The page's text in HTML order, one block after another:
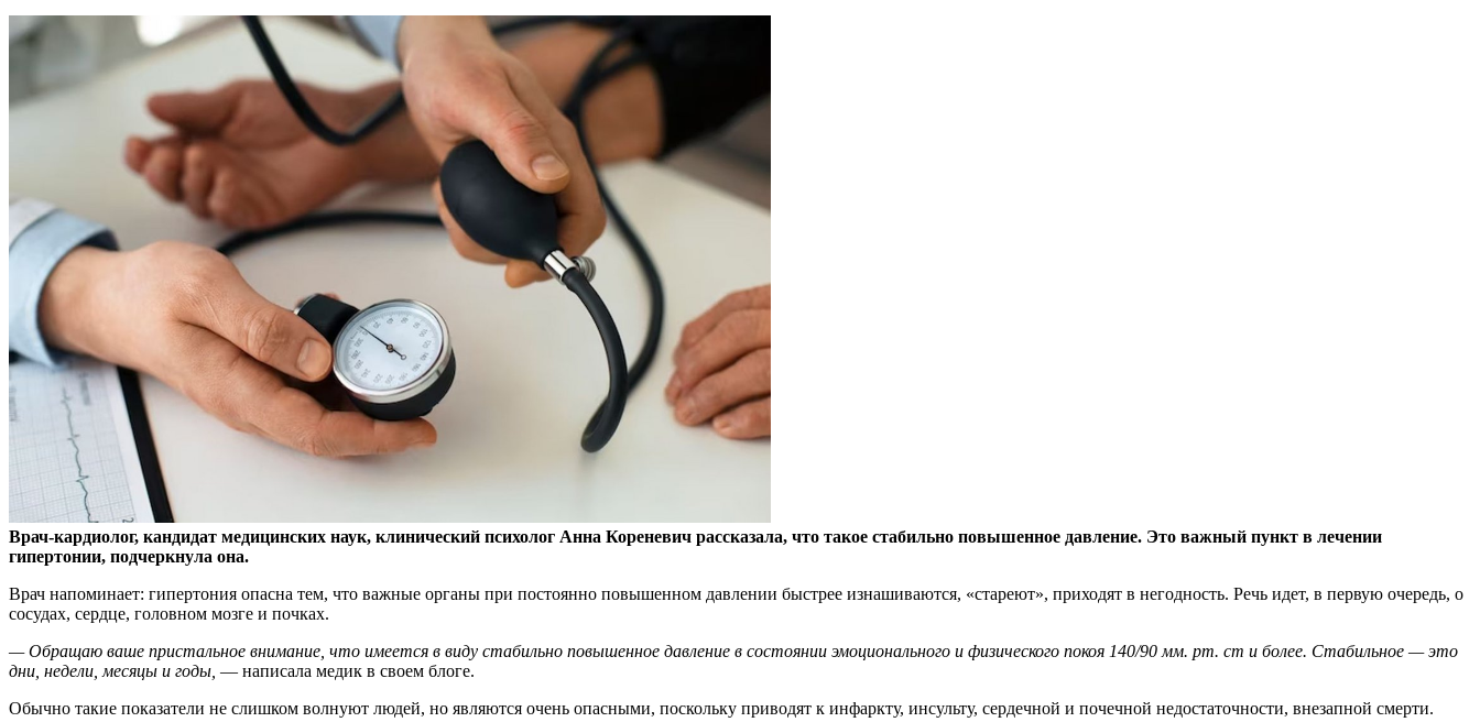
Врач-кардиолог, кандидат медицинских наук, клинический психолог Анна Кореневич рассказала, что такое стабильно повышенное давление. Это важный пункт в лечении
гипертонии, подчеркнула она.
Врач напоминает: гипертония опасна тем, что важные органы при постоянно повышенном давлении быстрее изнашиваются, «стареют», приходят в негодность. Речь идет, в первую очередь, о
сосудах, сердце, головном мозге и почках.
— Обращаю ваше пристальное внимание, что имеется в виду стабильно повышенное давление в состоянии эмоционального и физического покоя 140/90 мм. рт. ст и более. Стабильное — это
дни, недели, месяцы и годы, — написала медик в своем блоге.
Обычно такие показатели не слишком волнуют людей, но являются очень опасными, поскольку приводят к инфаркту, инсульту, сердечной и почечной недостаточности, внезапной смерти.